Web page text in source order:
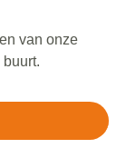
van onze